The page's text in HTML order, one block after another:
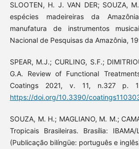
SLOOTEN, H. J. VAN DER; SOUZA,
espécies madeireiras da
manufatura de instrumentos
Nacional de Pesquisas da Amazônia,
SPEAR, M.J.; CURLING, S.F.;
G.A. Review of Functional
Coatings 2021, v. 11, n.327 p.
https://doi.org/10.3390/
SOUZA, M. H.; MAGLIANO, M. M.;
Tropicais Brasileiras. Brasília:
(Publicação bilíngüe: português e